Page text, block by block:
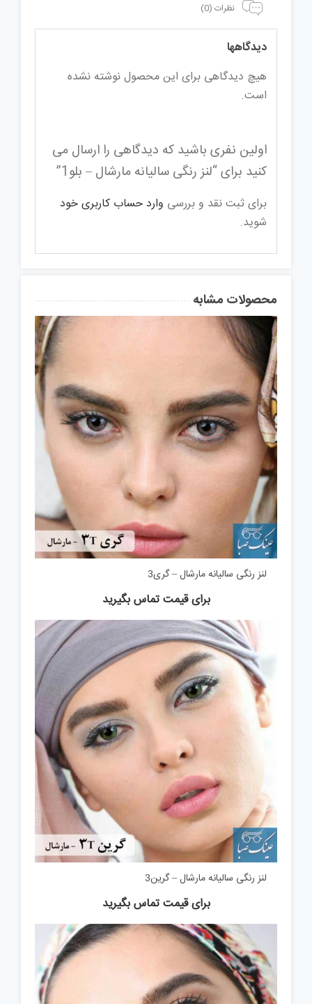
نظرات (0)
دیدگاهها
هیچ دیدگاهی برای این محصول نوشته نشده
است.
اولین نفری باشید که دیدگاهی را ارسال می
کنید برای “لنز رنگی سالیانه مارشال – بلو1”
برای ثبت نقد و بررسی وارد حساب کاربری خود
شوید.
محصولات مشابه
لنز رنگی سالیانه مارشال – گری3
برای قیمت تماس بگیرید
لنز رنگی سالیانه مارشال – گرین3
برای قیمت تماس بگیرید